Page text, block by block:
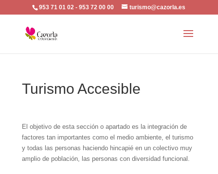
953 71 01 02 - 953 72 00 00 turismo@cazorla.es
Turismo Accesible
El objetivo de esta sección o apartado es la integración de
factores tan importantes como el medio ambiente, el turismo
y todas las personas haciendo hincapié en un colectivo muy
amplio de población, las personas con diversidad funcional.